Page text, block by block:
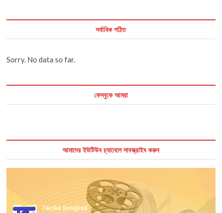
সর্বাধিক পঠিত
Sorry. No data so far.
ফেসবুকে আমরা
আমাদের ইউটিউব চ্যানেলে সাবস্ক্রাইব করুন